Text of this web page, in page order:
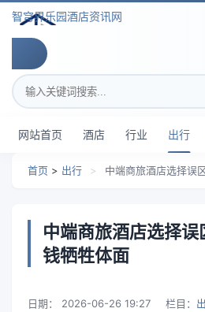
智穹界乐园酒店资讯网
搜索关键词
网站首页 酒店 行业 出行
首页 > 出行 > 中端商旅酒店选择误
中端商旅酒店选择
钱牺牲体面
日期： 2026-06-26 19:27 栏目：